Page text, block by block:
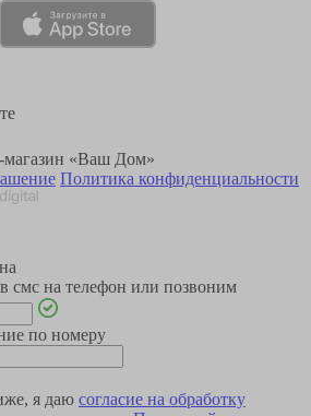
магазин «Ваш Дом»
Политика конфиденциальности
смс на телефон или позвоним
по номеру
я даю согласие на обработку